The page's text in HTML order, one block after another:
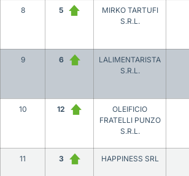
8 5
MIRKO TARTUFI
S.R.L.
9 6
LALIMENTARISTA
S.R.L.
10 12
OLEIFICIO
FRATELLI PUNZO
S.R.L.
11 3 HAPPINESS SRL